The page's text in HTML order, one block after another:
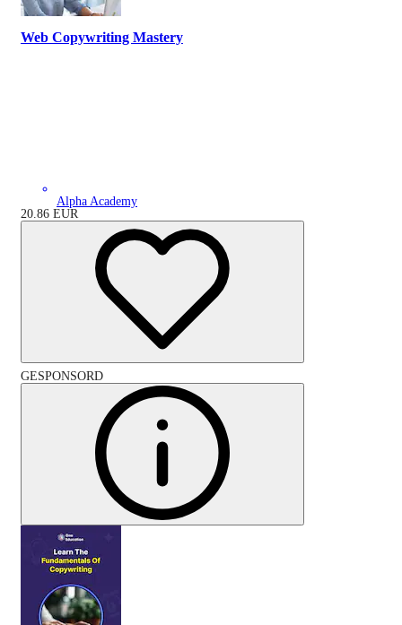
Web Copywriting Mastery
Alpha Academy
20.86 EUR
GESPONSORD